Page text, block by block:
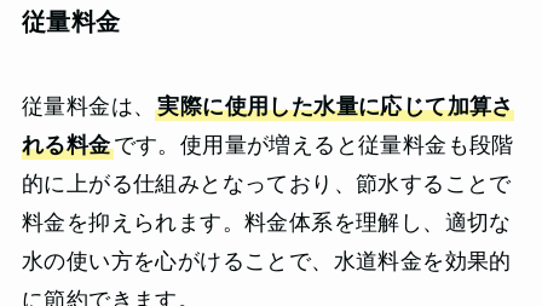
従量料金
従量料金は、実際に使用した水量に応じて加算さ
れる料金です。使用量が増えると従量料金も段階
的に上がる仕組みとなっており、節水することで
料金を抑えられます。料金体系を理解し、適切な
水の使い方を心がけることで、水道料金を効果的
に節約できます。